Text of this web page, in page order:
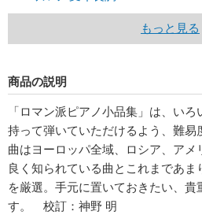
もっと見る
商品の説明
「ロマン派ピアノ小品集」は、い
持って弾いていただけるよう、難易
曲はヨーロッパ全域、ロシア、アメ
良く知られている曲とこれまであま
を厳選。手元に置いておきたい、貴
す。 校訂：神野 明